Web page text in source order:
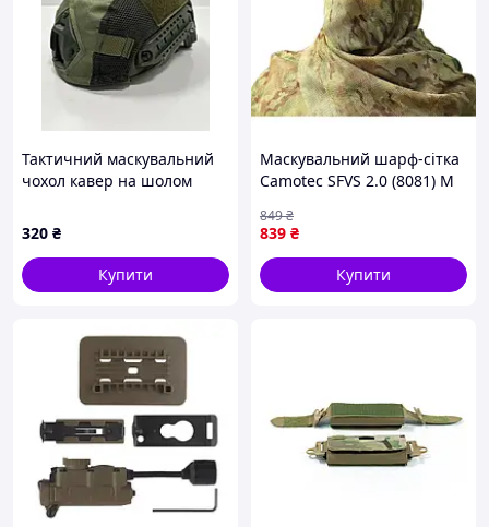
Тактичний маскувальний
чохол кавер на шолом
320 ₴
Купити
Маскувальний шарф-сітка
Camotec SFVS 2.0 (8081) M
839 ₴
849₴
Купити